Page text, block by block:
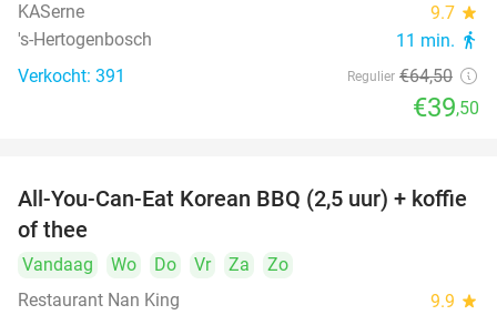
KASerne
9.7 star
's-Hertogenbosch 11 min. directions_walk
Verkocht: 391 Regulier €64,50
€39,50
26%
All-You-Can-Eat Korean BBQ (2,5 uur) + koffie
of thee
Vandaag Wo Do Vr Za
Zo
Restaurant Nan King
9.9 star